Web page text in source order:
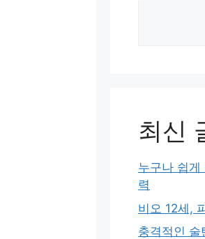
최신
누구나 쉽게
력
비오 12세,
충격적인 술